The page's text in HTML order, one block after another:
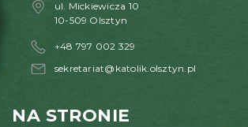
ul. Mickiewicza 10
10-509 Olsztyn
+48 797 002 329
sekretariat@katolik.olsztyn.pl
NA STRONIE